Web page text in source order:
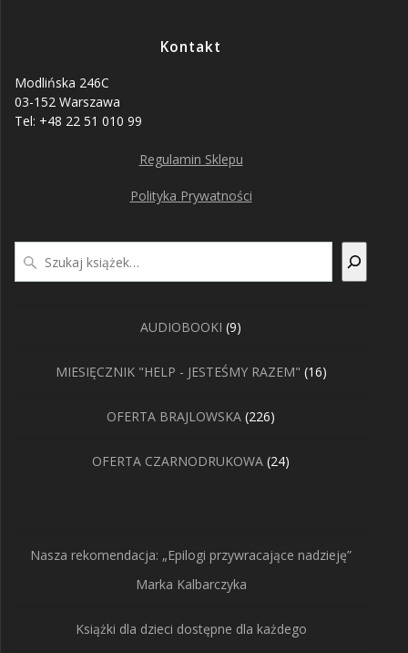
Kontakt
Modlińska 246C
03-152 Warszawa
Tel: +48 22 51 010 99
Regulamin Sklepu
Polityka Prywatności
AUDIOBOOKI 99
MIESIĘCZNIK "HELP - JESTEŚMY RAZEM" 1616
OFERTA BRAJLOWSKA 226226
OFERTA CZARNODRUKOWA 2424
Nasza rekomendacja: „Epilogi przywracające nadzieję”
Marka Kalbarczyka
Książki dla dzieci dostępne dla każdego